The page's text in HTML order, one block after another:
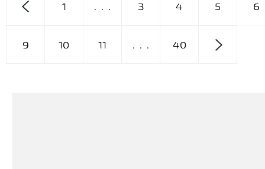
1 . . . 3 4 5 6
9 10 11 . . . 40